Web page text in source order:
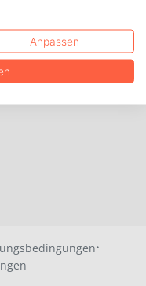
·
Anpassen